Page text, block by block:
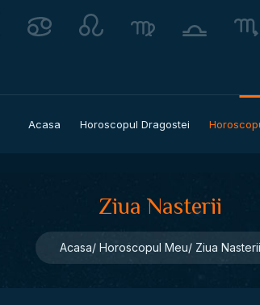
Acasa Horoscopul Dragostei
Ziua Nasterii
Acasa Horoscopul Meu Ziua Nasterii